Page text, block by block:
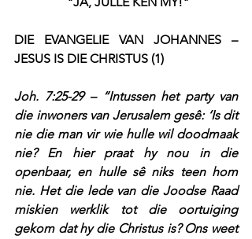
DIE EVANGELIE VAN JOHANNES –
JESUS IS DIE CHRISTUS (1)
Joh. 7:25-29 – “Intussen het party van
die inwoners van Jerusalem gesê: ‘Is dit
nie die man vir wie hulle wil doodmaak
nie? En hier praat hy nou in die
openbaar, en hulle sê niks teen hom
nie. Het die lede van die Joodse Raad
miskien werklik tot die oortuiging
gekom dat hy die Christus is? Ons weet